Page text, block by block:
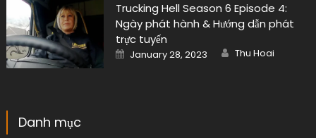
Trucking Hell Season 6 Episode 4:
Ngày phát hành & Hướng dẫn phát
trực tuyến
Posted
on
January 28, 2023 Author
Thu Hoai
Danh mục